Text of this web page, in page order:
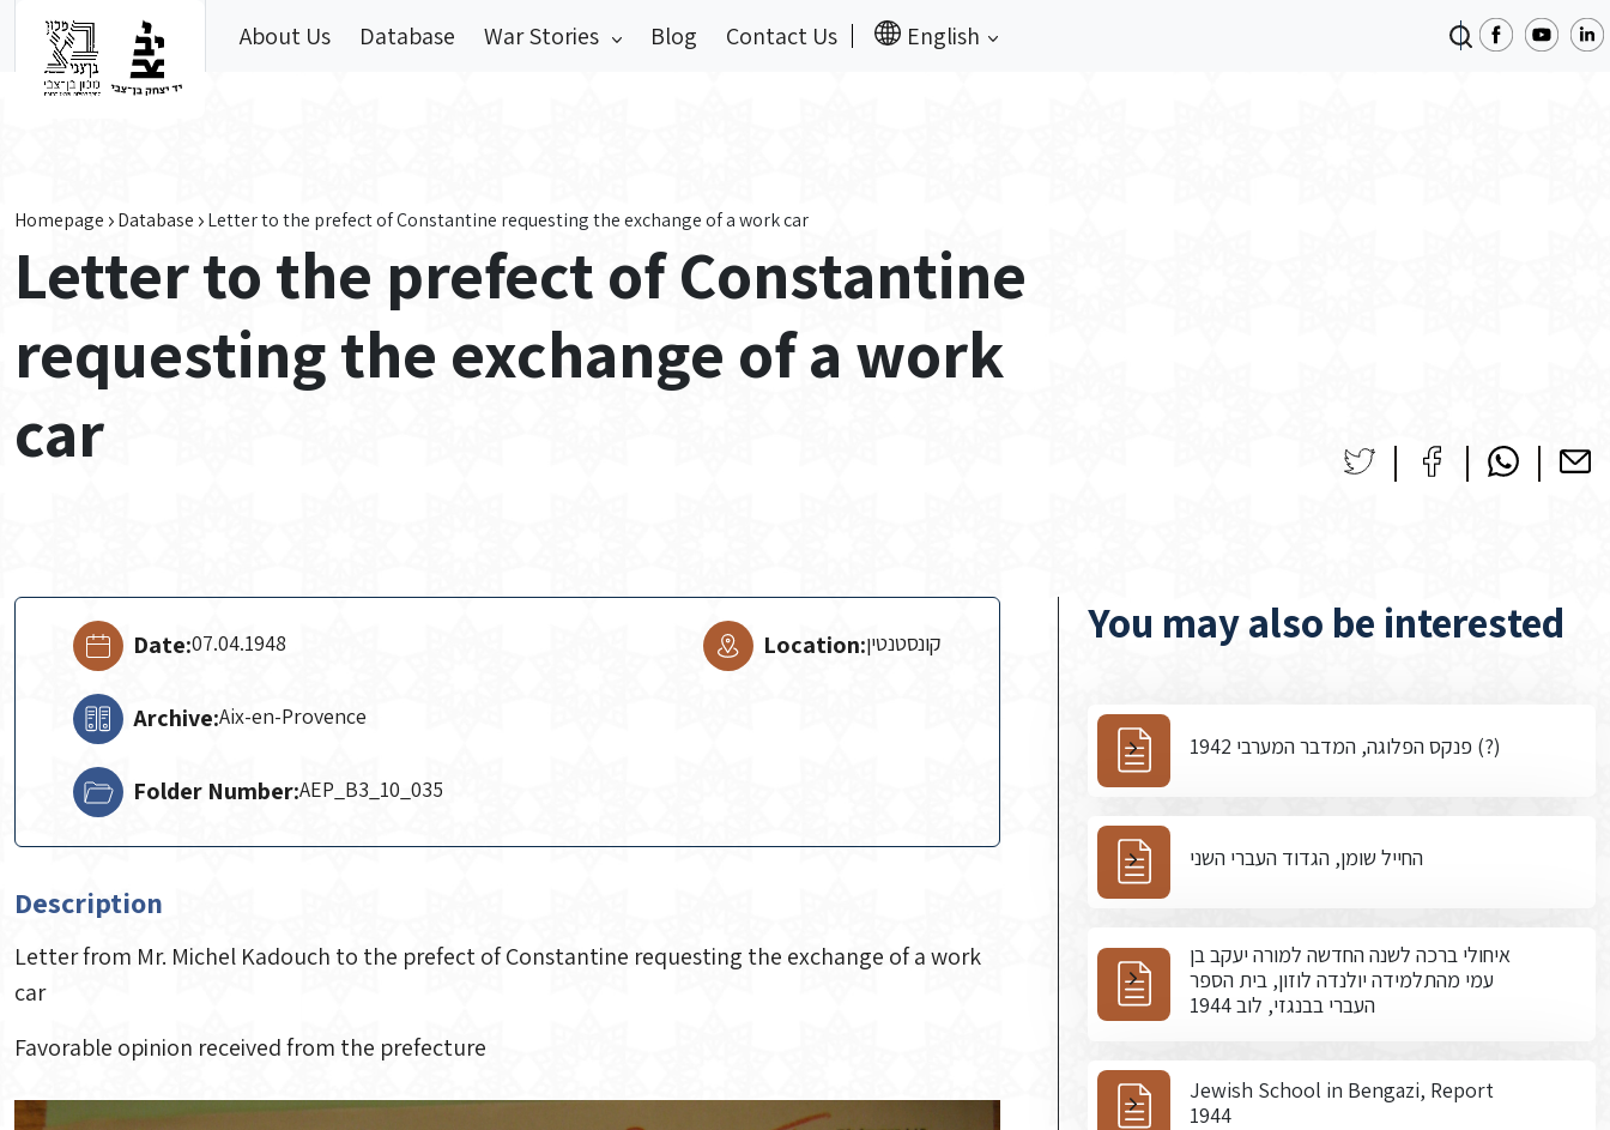
About Us Database War Stories Blog Contact Us English
Homepage Database Letter to the prefect of Constantine requesting the exchange of a work car
Letter to the prefect of Constantine
requesting the exchange of a work
car
Date:07.04.1948 Location:קונסטנטין
Archive:Aix-en-Provence
Folder Number:AEP_B3_10_035
Description
Letter from Mr. Michel Kadouch to the prefect of Constantine requesting the exchange of a work
car
Favorable opinion received from the prefecture
You may also be interested
פנקס הפלוגה, המדבר המערבי 1942 (?)
החייל שומן, הגדוד העברי השני
איחולי ברכה לשנה החדשה למורה יעקב בן
עמי מהתלמידה יולנדה לוזון, בית הספר
העברי בבנגזי, לוב 1944
Jewish School in Bengazi, Report
1944